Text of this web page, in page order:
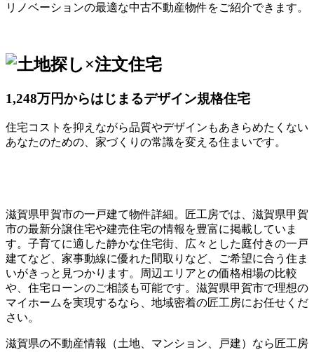
リノベーションの最適な中古不動産物件をご紹介できます。
1,248万円からはじまるデザイン規格住宅
住宅コストを抑えながら品質やデザインもあきらめたくない
あなたのための、家づくりの常識を変える住まいです。
滋賀県甲賀市の一戸建て物件詳細。匠工房では、滋賀県甲賀
市の最新分譲住宅や建売住宅の情報を豊富に掲載していま
す。子育てに適した静かな住宅街、広々とした庭付きの一戸
建てなど、家事動線に優れた間取りなど、ご希望に合う住ま
いがきっと見つかります。周辺エリアとの価格相場の比較
や、住宅ローンのご相談も可能です。滋賀県甲賀市で理想の
マイホームを実現するなら、地域密着の匠工房にお任せくだ
さい。
滋賀県の不動産情報（土地、マンション、戸建）なら匠工房